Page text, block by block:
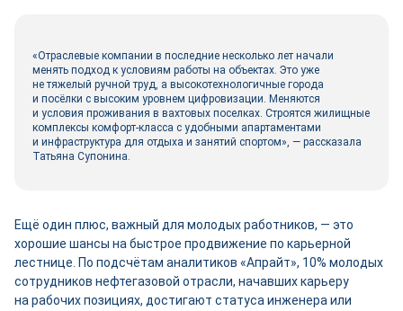
«Отраслевые компании в последние несколько лет начали
менять подход к условиям работы на объектах. Это уже
не тяжелый ручной труд, а высокотехнологичные города
и посёлки с высоким уровнем цифровизации. Меняются
и условия проживания в вахтовых поселках. Строятся жилищные
комплексы комфорт-­класса с удобными апартаментами
и инфраструктура для отдыха и занятий спортом», — рассказала
Татьяна Супонина.
Ещё один плюс, важный для молодых работников, — это
хорошие шансы на быстрое продвижение по карьерной
лестнице. По подсчётам аналитиков «Апрайт», 10% молодых
сотрудников нефтегазовой отрасли, начавших карьеру
на рабочих позициях, достигают статуса инженера или